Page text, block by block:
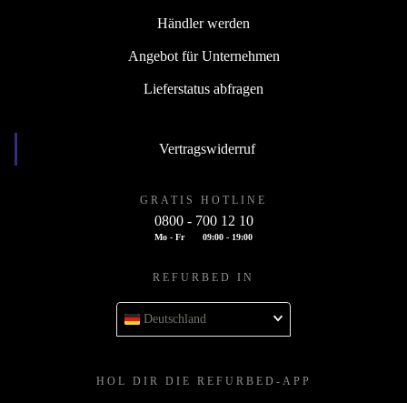
Händler werden
Angebot für Unternehmen
Lieferstatus abfragen
Vertragswiderruf
GRATIS HOTLINE
0800 - 700 12 10
Mo - Fr 09:00 - 19:00
REFURBED IN
Deutschland
HOL DIR DIE REFURBED-APP